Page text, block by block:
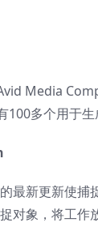
Media
多个用于生
最新更新使捕
对象，将工作